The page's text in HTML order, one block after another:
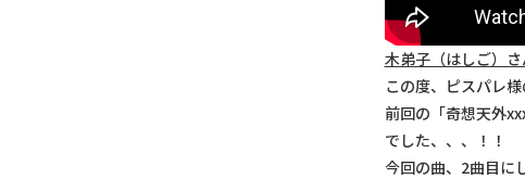
木弟子（はしご）
この度、ピスパレ
前回の「奇想天外
でした、、、！！
今回の曲、2曲目に